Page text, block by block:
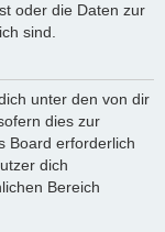
oder die Daten zur
sind.
unter den von dir
dies zur
Board erforderlich
dich
Bereich